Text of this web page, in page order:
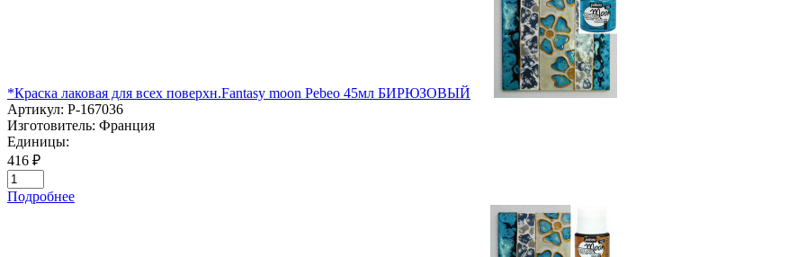
*Краска лаковая для всех поверхн.Fantasy moon Pebeo 45мл БИРЮЗОВЫЙ
Артикул: P-167036
Изготовитель: Франция
Единицы:
416 ₽
Подробнее